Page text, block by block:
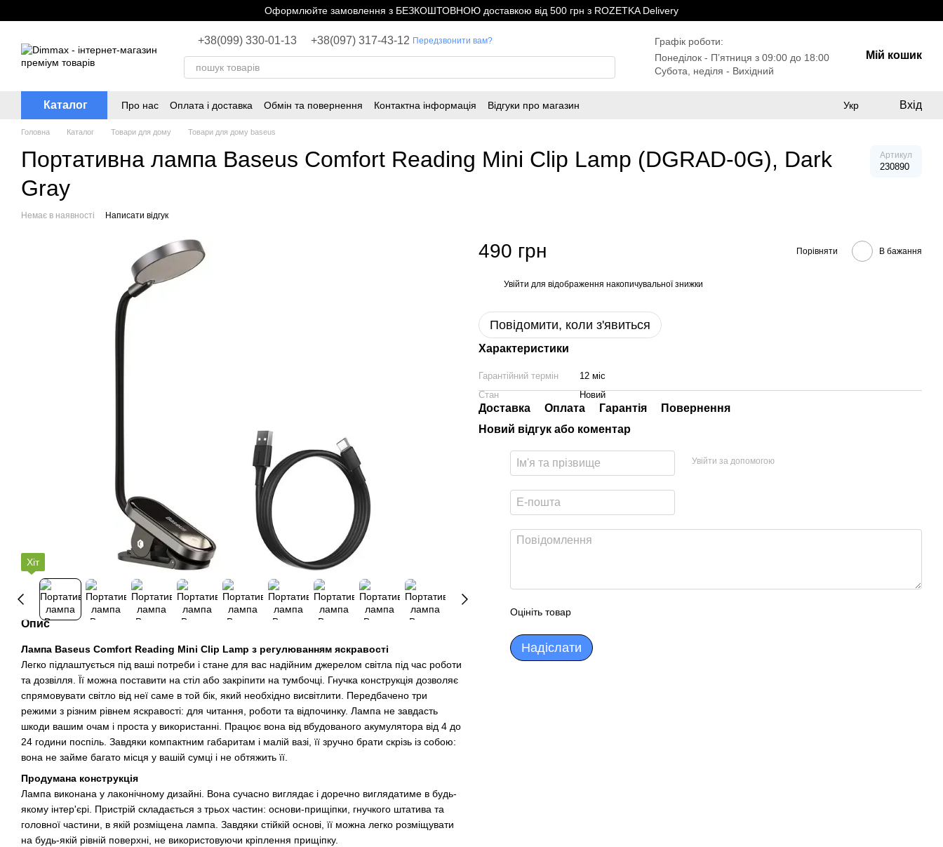
Оформлюйте замовлення з БЕЗКОШТОВНОЮ доставкою від 500 грн з ROZETKA Delivery
+38(099) 330-01-13 +38(097) 317-43-12 Передзвонити вам?
Графік роботи:
Понеділок - Пʼятниця з 09:00 до 18:00
Субота, неділя - Вихідний
Мій кошик
Каталог Про нас Оплата і доставка Обмін та повернення Контактна інформація Відгуки про магазин Укр Вхід
Головна Каталог Товари для дому Товари для дому baseus
Портативна лампа Baseus Comfort Reading Mini Clip Lamp (DGRAD-0G), Dark
Gray
Артикул
230890
Немає в наявності Написати відгук
Хіт
Опис
Лампа Baseus Comfort Reading Mini Clip Lamp з регулюванням яскравості
Легко підлаштується під ваші потреби і стане для вас надійним джерелом світла під час роботи
та дозвілля. Її можна поставити на стіл або закріпити на тумбочці. Гнучка конструкція дозволяє
спрямовувати світло від неї саме в той бік, який необхідно висвітлити. Передбачено три
режими з різним рівнем яскравості: для читання, роботи та відпочинку. Лампа не завдасть
шкоди вашим очам і проста у використанні. Працює вона від вбудованого акумулятора від 4 до
24 години поспіль. Завдяки компактним габаритам і малій вазі, її зручно брати скрізь із собою:
вона не займе багато місця у вашій сумці і не обтяжить її.
Продумана конструкція
Лампа виконана у лаконічному дизайні. Вона сучасно виглядає і доречно виглядатиме в будь-
якому інтер'єрі. Пристрій складається з трьох частин: основи-прищіпки, гнучкого штатива та
головної частини, в якій розміщена лампа. Завдяки стійкій основі, її можна легко розміщувати
на будь-якій рівній поверхні, не використовуючи кріплення прищіпку.
490 грн Порівняти В бажання
Увійти для відображення накопичувальної знижки
Повідомити, коли з'явиться
Характеристики
Гарантійний термін
12 міс
Стан
Новий
Доставка Оплата Гарантія
Повернення
Новий відгук або коментар
Увійти за допомогою
Оцініть товар
Надіслати